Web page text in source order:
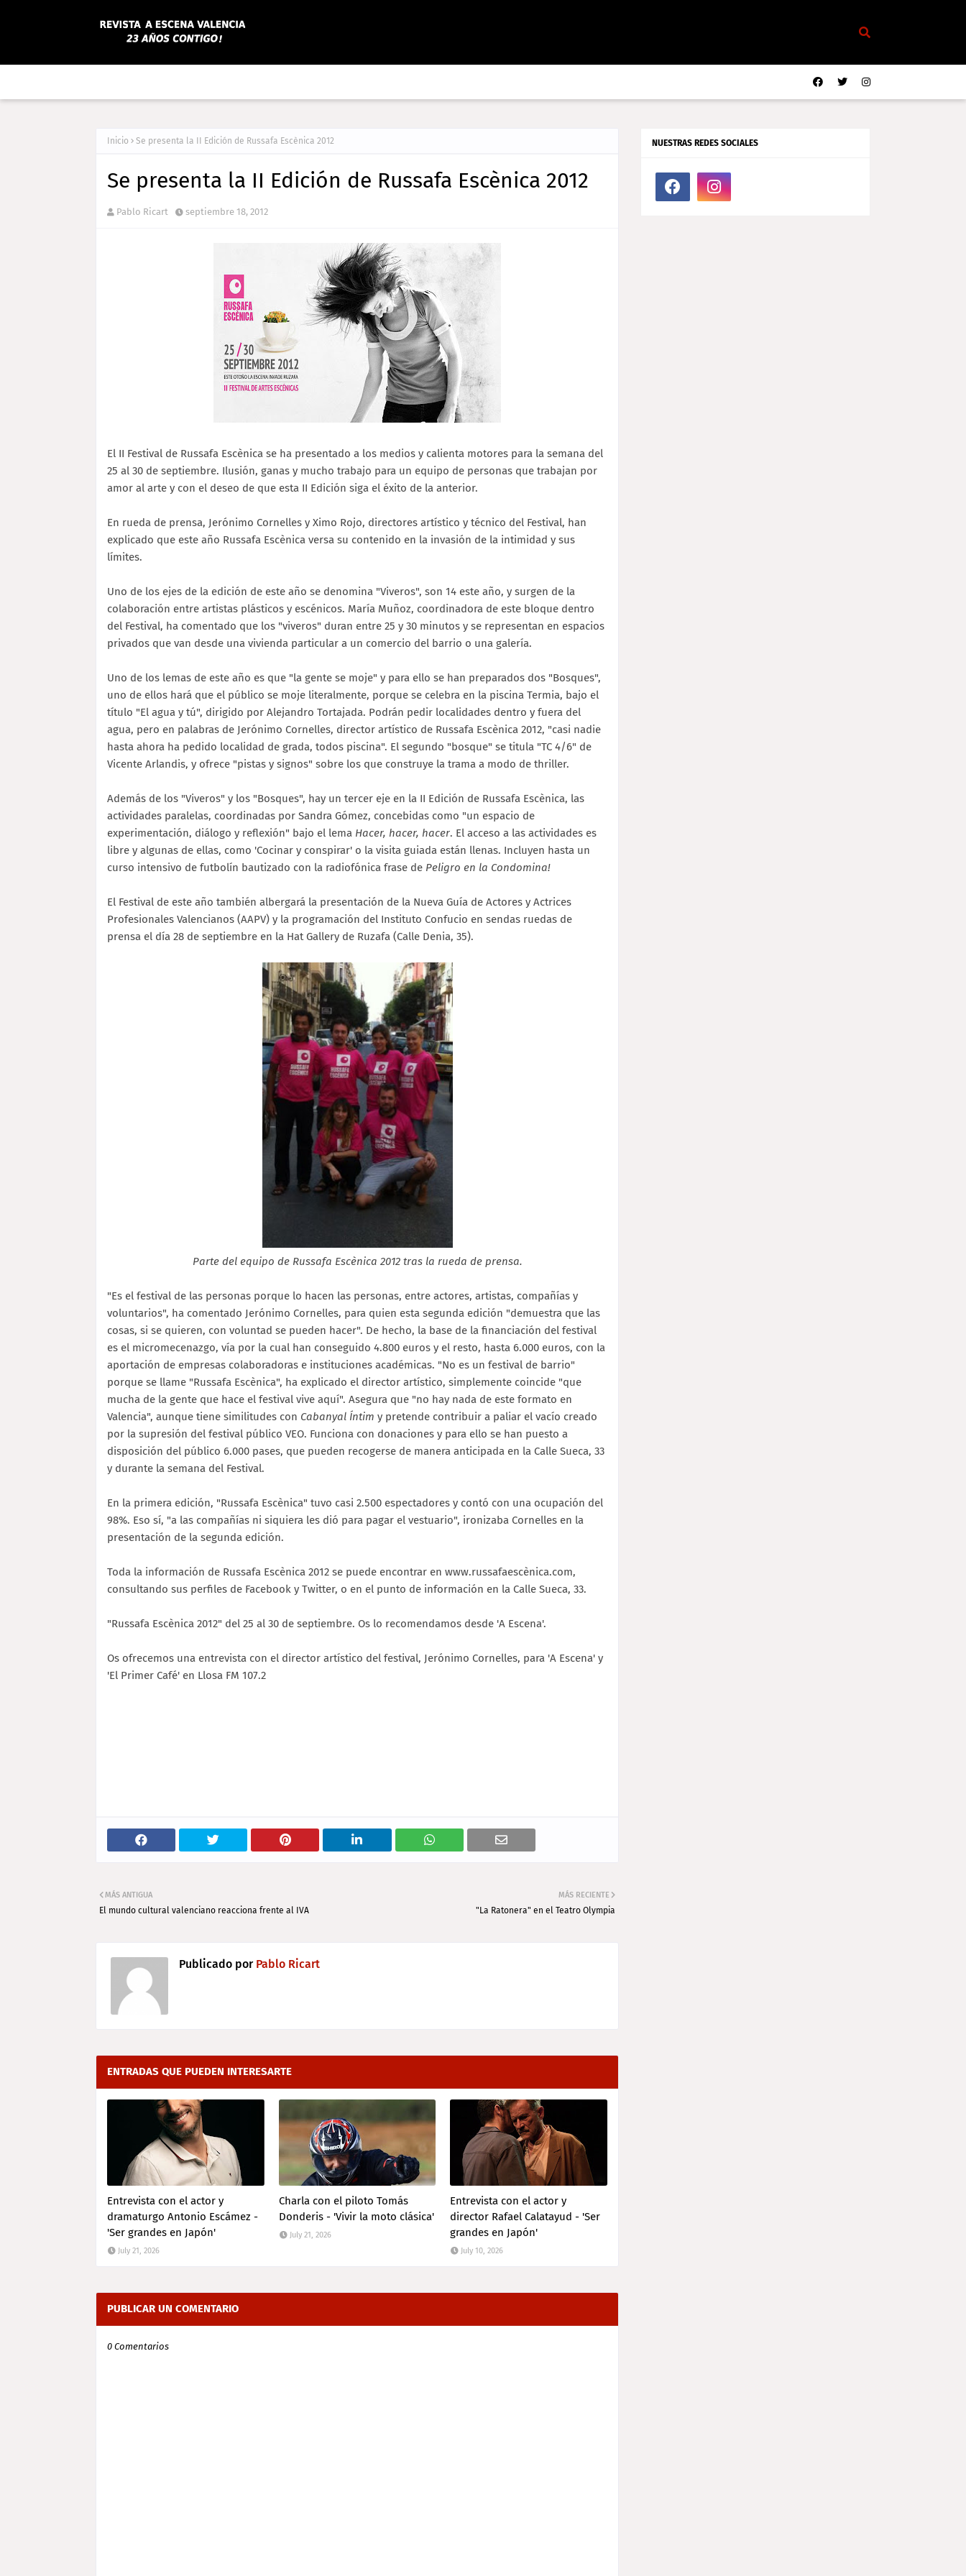
Inicio Se presenta la II Edición de Russafa Escènica 2012
Se presenta la II Edición de Russafa Escènica 2012
Pablo Ricart septiembre 18, 2012
El II Festival de Russafa Escènica se ha presentado a los medios y calienta motores para la semana del
25 al 30 de septiembre. Ilusión, ganas y mucho trabajo para un equipo de personas que trabajan por
amor al arte y con el deseo de que esta II Edición siga el éxito de la anterior.
En rueda de prensa, Jerónimo Cornelles y Ximo Rojo, directores artístico y técnico del Festival, han
explicado que este año Russafa Escènica versa su contenido en la invasión de la intimidad y sus
límites.
Uno de los ejes de la edición de este año se denomina "Viveros", son 14 este año, y surgen de la
colaboración entre artistas plásticos y escénicos. María Muñoz, coordinadora de este bloque dentro
del Festival, ha comentado que los "viveros" duran entre 25 y 30 minutos y se representan en espacios
privados que van desde una vivienda particular a un comercio del barrio o una galería.
Uno de los lemas de este año es que "la gente se moje" y para ello se han preparados dos "Bosques",
uno de ellos hará que el público se moje literalmente, porque se celebra en la piscina Termia, bajo el
título "El agua y tú", dirigido por Alejandro Tortajada. Podrán pedir localidades dentro y fuera del
agua, pero en palabras de Jerónimo Cornelles, director artístico de Russafa Escènica 2012, "casi nadie
hasta ahora ha pedido localidad de grada, todos piscina". El segundo "bosque" se titula "TC 4/6" de
Vicente Arlandis, y ofrece "pistas y signos" sobre los que construye la trama a modo de thriller.
Además de los "Viveros" y los "Bosques", hay un tercer eje en la II Edición de Russafa Escènica, las
actividades paralelas, coordinadas por Sandra Gómez, concebidas como "un espacio de
experimentación, diálogo y reflexión" bajo el lema Hacer, hacer, hacer. El acceso a las actividades es
libre y algunas de ellas, como 'Cocinar y conspirar' o la visita guiada están llenas. Incluyen hasta un
curso intensivo de futbolín bautizado con la radiofónica frase de Peligro en la Condomina!
El Festival de este año también albergará la presentación de la Nueva Guía de Actores y Actrices
Profesionales Valencianos (AAPV) y la programación del Instituto Confucio en sendas ruedas de
prensa el día 28 de septiembre en la Hat Gallery de Ruzafa (Calle Denia, 35).
Parte del equipo de Russafa Escènica 2012 tras la rueda de prensa.
"Es el festival de las personas porque lo hacen las personas, entre actores, artistas, compañías y
voluntarios", ha comentado Jerónimo Cornelles, para quien esta segunda edición "demuestra que las
cosas, si se quieren, con voluntad se pueden hacer". De hecho, la base de la financiación del festival
es el micromecenazgo, vía por la cual han conseguido 4.800 euros y el resto, hasta 6.000 euros, con la
aportación de empresas colaboradoras e instituciones académicas. "No es un festival de barrio"
porque se llame "Russafa Escènica", ha explicado el director artístico, simplemente coincide "que
mucha de la gente que hace el festival vive aquí". Asegura que "no hay nada de este formato en
Valencia", aunque tiene similitudes con Cabanyal Íntim y pretende contribuir a paliar el vacío creado
por la supresión del festival público VEO. Funciona con donaciones y para ello se han puesto a
disposición del público 6.000 pases, que pueden recogerse de manera anticipada en la Calle Sueca, 33
y durante la semana del Festival.
En la primera edición, "Russafa Escènica" tuvo casi 2.500 espectadores y contó con una ocupación del
98%. Eso sí, "a las compañías ni siquiera les dió para pagar el vestuario", ironizaba Cornelles en la
presentación de la segunda edición.
Toda la información de Russafa Escènica 2012 se puede encontrar en www.russafaescènica.com,
consultando sus perfiles de Facebook y Twitter, o en el punto de información en la Calle Sueca, 33.
"Russafa Escènica 2012" del 25 al 30 de septiembre. Os lo recomendamos desde 'A Escena'.
Os ofrecemos una entrevista con el director artístico del festival, Jerónimo Cornelles, para 'A Escena' y
'El Primer Café' en Llosa FM 107.2
MÁS RECIENTE
"La Ratonera" en el Teatro Olympia
MÁS ANTIGUA
El mundo cultural valenciano reacciona frente al IVA
Publicado porPablo Ricart
ENTRADAS QUE PUEDEN INTERESARTE
Entrevista con el actor y
dramaturgo Antonio Escámez -
'Ser grandes en Japón'
July 21, 2026
Charla con el piloto Tomás
Donderis - 'Vivir la moto clásica'
July 21, 2026
Entrevista con el actor y
director Rafael Calatayud - 'Ser
grandes en Japón'
July 10, 2026
PUBLICAR UN COMENTARIO
0 Comentarios
NUESTRAS REDES SOCIALES